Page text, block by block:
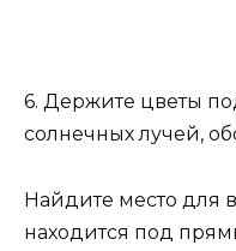
6. Держите цветы
солнечных лучей,
Найдите место для
находится под